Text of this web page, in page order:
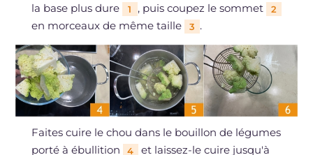
la base plus dure
1 , puis coupez le sommet 2
en morceaux de même taille 3 .
Faites cuire le chou dans le bouillon de légumes
porté à ébullition
4
et laissez-le cuire jusqu'à